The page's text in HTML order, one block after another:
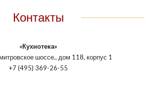
Контакты
«Кухнотека»
шоссе., дом 118, корпус 1
+7 (495) 369-26-55